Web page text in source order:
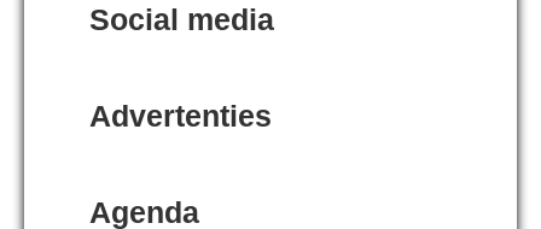
Social media
Advertenties
Agenda